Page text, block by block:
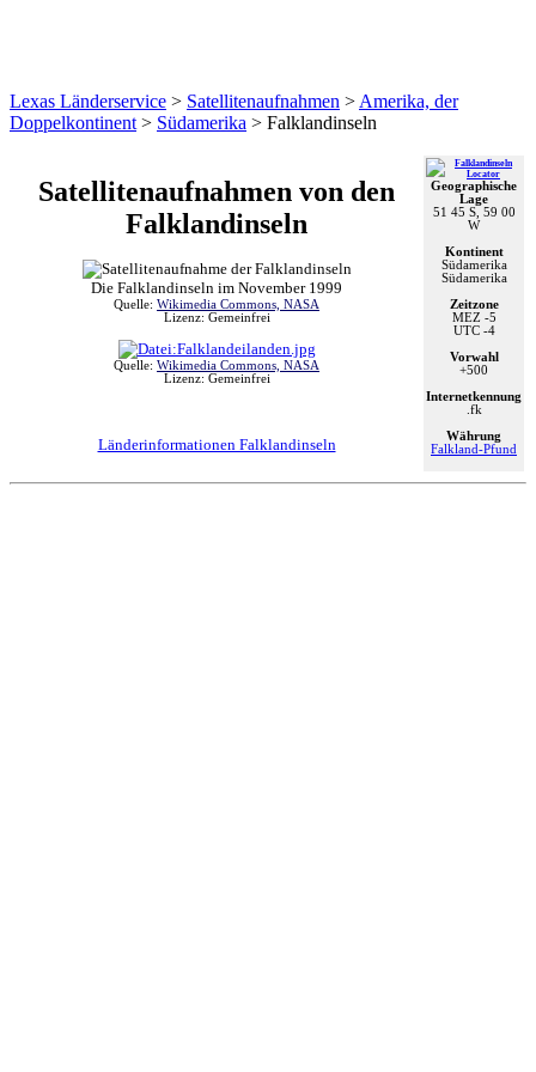
Lexas Länderservice > Satellitenaufnahmen > Amerika, der
Doppelkontinent > Südamerika > Falklandinseln
Satellitenaufnahmen von den
Falklandinseln
Die Falklandinseln im November 1999
Quelle: Wikimedia Commons, NASA
Lizenz: Gemeinfrei
Quelle: Wikimedia Commons, NASA
Lizenz: Gemeinfrei
Länderinformationen Falklandinseln
Geographische
Lage
51 45 S, 59 00
W
Kontinent
Südamerika
Südamerika
Zeitzone
MEZ -5
UTC -4
Vorwahl
+500
Internetkennung
.fk
Währung
Falkland-Pfund